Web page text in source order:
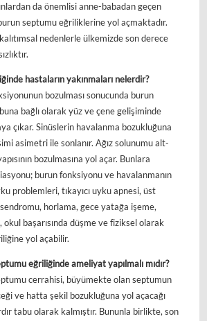
da önemlisi anne-babadan geçen
septumu eğriliklerine yol açmaktadır.
nedenlerle ülkemizde son derece
hastaların yakınmaları nelerdir?
bozulması sonucunda burun
bağlı olarak yüz ve çene gelişiminde
çıkar. Sinüslerin havalanma bozukluğuna
asimetri ile sonlanır. Ağız solunumu alt-
bozulmasına yol açar. Bunlara
burun fonksiyonu ve havalanmanın
problemleri, tıkayıcı uyku apnesi, üst
horlama, gece yatağa işeme,
başarısında düşme ve fiziksel olarak
yol açabilir.
eğriliğinde ameliyat yapılmalı mıdır?
cerrahisi, büyümekte olan septumun
ve hatta şekil bozukluğuna yol açacağı
tabu olarak kalmıştır. Bununla birlikte, son